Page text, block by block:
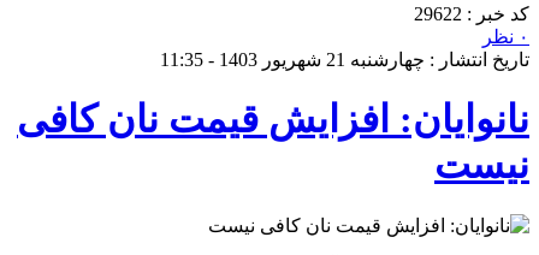
کد خبر : 29622
۰ نظر
تاریخ انتشار : چهارشنبه 21 شهریور 1403 - 11:35
نانوایان: افزایش قیمت نان کافی
نیست